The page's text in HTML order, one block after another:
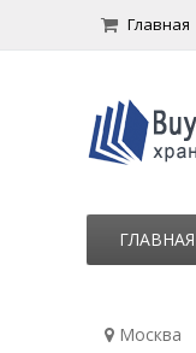
Главная
ГЛАВНАЯ
Москва